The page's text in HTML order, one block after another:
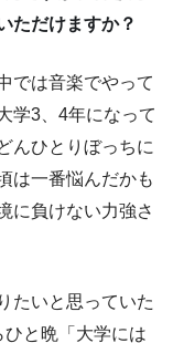
ただけますか？
では音楽でやって
学3、4年になって
んひとりぼっちに
は一番悩んだかも
に負けない力強さ
たいと思っていた
と晩「大学には